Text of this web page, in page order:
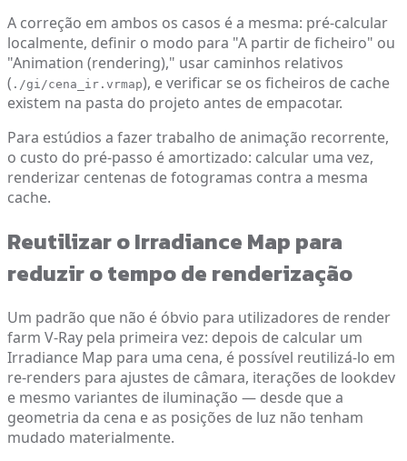
A correção em ambos os casos é a mesma: pré-calcular
localmente, definir o modo para "A partir de ficheiro" ou
"Animation (rendering)," usar caminhos relativos
( ./gi/cena_ir.vrmap), e verificar se os ficheiros de cache
existem na pasta do projeto antes de empacotar.
Para estúdios a fazer trabalho de animação recorrente,
o custo do pré-passo é amortizado: calcular uma vez,
renderizar centenas de fotogramas contra a mesma
cache.
Reutilizar o Irradiance Map para
reduzir o tempo de renderização
Um padrão que não é óbvio para utilizadores de render
farm V-Ray pela primeira vez: depois de calcular um
Irradiance Map para uma cena, é possível reutilizá-lo em
re-renders para ajustes de câmara, iterações de lookdev
e mesmo variantes de iluminação — desde que a
geometria da cena e as posições de luz não tenham
mudado materialmente.